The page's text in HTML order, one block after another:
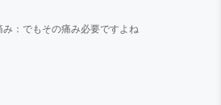
：でもその痛み必要ですよね